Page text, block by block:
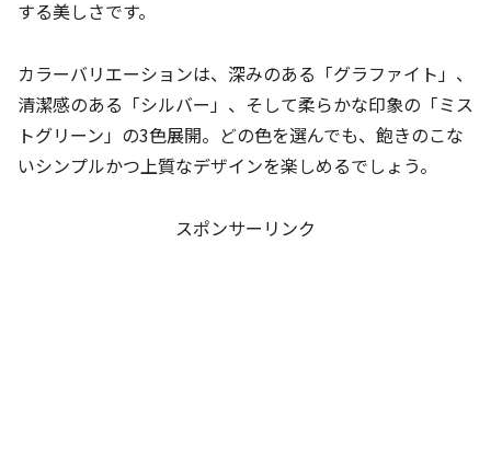
する美しさです。
カラーバリエーションは、深みのある「グラファイト」、
清潔感のある「シルバー」、そして柔らかな印象の「ミス
トグリーン」の3色展開。どの色を選んでも、飽きのこな
いシンプルかつ上質なデザインを楽しめるでしょう。
スポンサーリンク